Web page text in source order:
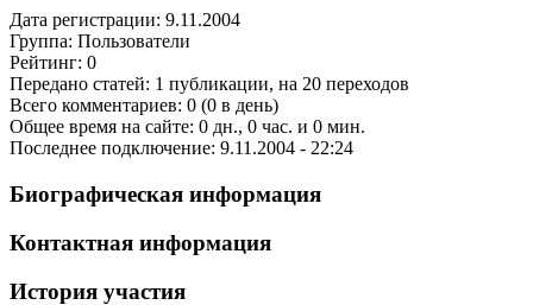
Дата регистрации: 9.11.2004
Группа: Пользователи
Рейтинг: 0
Передано статей: 1 публикации, на 20 переходов
Всего комментариев: 0 (0 в день)
Общее время на сайте: 0 дн., 0 час. и 0 мин.
Последнее подключение: 9.11.2004 - 22:24
Биографическая информация
Контактная информация
История участия